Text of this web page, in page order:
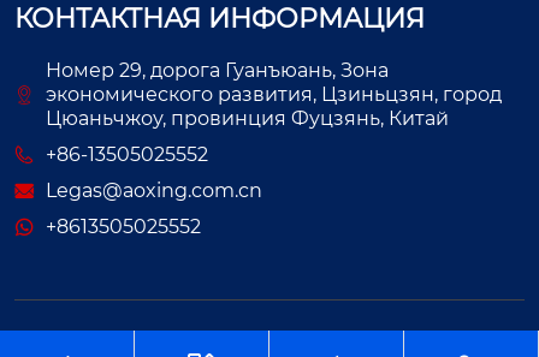
КОНТАКТНАЯ ИНФОРМАЦИЯ
Номер 29, дорога Гуанъюань, Зона
экономического развития, Цзиньцзян, город
Цюаньчжоу, провинция Фуцзянь, Китай
+86-13505025552
Legas@aoxing.com.cn
+8613505025552